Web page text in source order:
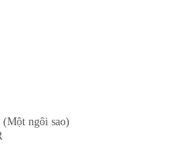
ngôi sao)